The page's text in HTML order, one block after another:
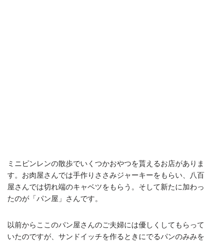
ミニピンレンの散歩でいくつかおやつを貰えるお店がありま
す。お肉屋さんでは手作りささみジャーキーをもらい、八百
屋さんでは切れ端のキャベツをもらう。そして新たに加わっ
たのが「パン屋」さんです。
以前からここのパン屋さんのご夫婦には優しくしてもらって
いたのですが、サンドイッチを作るときにでるパンのみみを